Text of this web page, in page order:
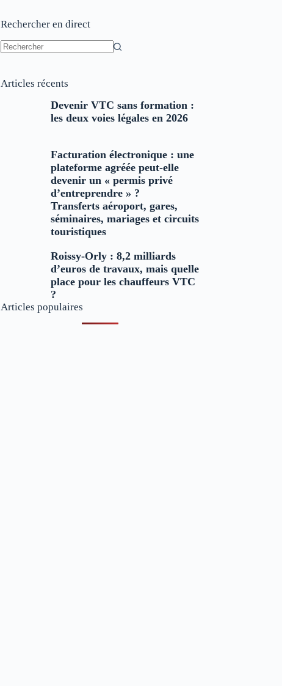
Rechercher en direct
Articles récents
Devenir VTC sans formation :
les deux voies légales en 2026
Facturation électronique : une
plateforme agréée peut-elle
devenir un « permis privé
d’entreprendre » ?
Transferts aéroport, gares,
séminaires, mariages et circuits
touristiques
Roissy-Orly : 8,2 milliards
d’euros de travaux, mais quelle
place pour les chauffeurs VTC
?
Articles populaires